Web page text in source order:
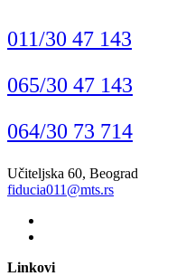
011/30 47 143
065/30 47 143
064/30 73 714
Učiteljska 60, Beograd
fiducia011@mts.rs
Linkovi